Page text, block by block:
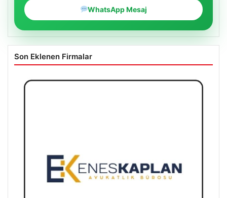
WhatsApp Mesaj
Son Eklenen Firmalar